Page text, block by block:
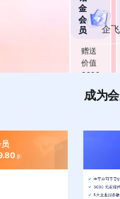
金
会
员
赠送
价值
3999
元企
飞通
企
成为
折
全平台可享受
3000 元返现
8大企业服务板